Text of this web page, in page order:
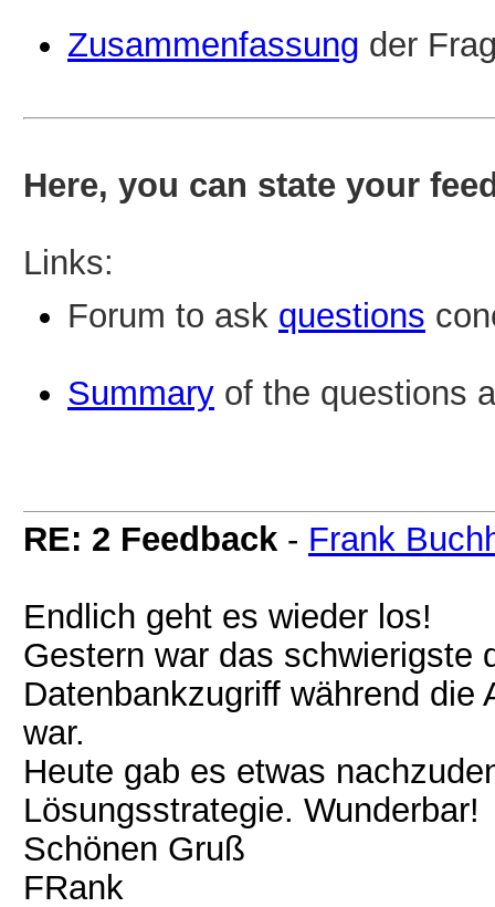
Zusammenfassung der
Here, you can state your
Links:
Forum to ask questions
Summary of the questions
RE: 2 Feedback - Frank
Endlich geht es wieder los!
Gestern war das schwierigste
Datenbankzugriff während
war.
Heute gab es etwas
Lösungsstrategie. Wunderbar!
Schönen Gruß
FRank